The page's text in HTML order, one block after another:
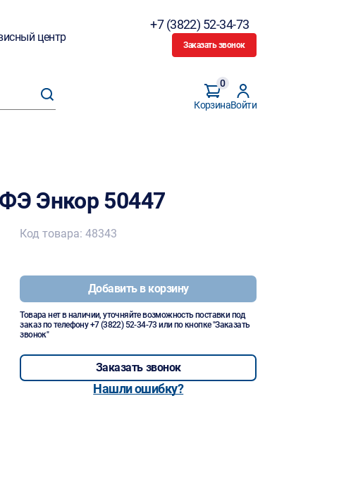
центр
+7 (3822) 52-34-73
Заказать звонок
Корзина
0
Войти
Энкор 50447
Код товара: 48343
Добавить в корзину
Товара нет в наличии, уточняйте возможность поставки под
заказ по телефону+7 (3822) 52-34-73 или по кнопке "Заказать
звонок"
Заказать звонок
Нашли ошибку?